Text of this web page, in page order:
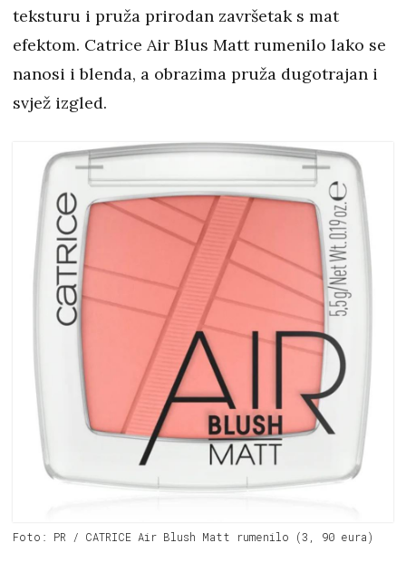
teksturu i pruža prirodan završetak s mat
efektom. Catrice Air Blus Matt rumenilo lako se
nanosi i blenda, a obrazima pruža dugotrajan i
svjež izgled.
Foto: PR / CATRICE Air Blush Matt rumenilo (3, 90 eura)